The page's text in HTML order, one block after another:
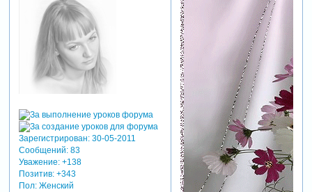
Зарегистрирован: 30-05-2011
Сообщений:83
Уважение: +138
Позитив: +343
Пол:Женский